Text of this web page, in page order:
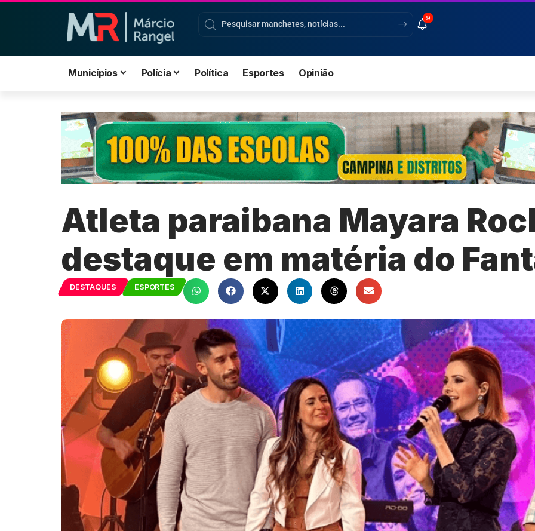
9
Municípios Polícia Política Esportes Opinião
Atleta paraibana Mayara
destaque em matéria do
DESTAQUES ESPORTES